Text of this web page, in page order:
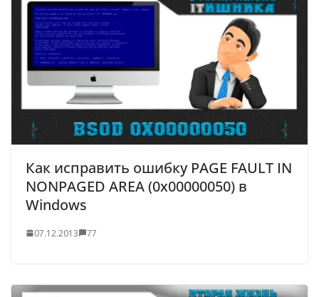
Как исправить ошибку PAGE FAULT IN
NONPAGED AREA (0x00000050) в
Windows
07.12.2013 77